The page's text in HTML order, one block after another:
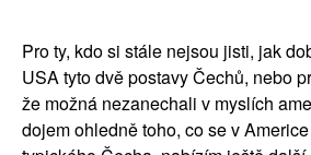
Pro ty, kdo si stále nejsou jisti, jak
USA tyto dvě postavy Čechů, nebo
že možná nezanechali v myslích
dojem ohledně toho, co se v